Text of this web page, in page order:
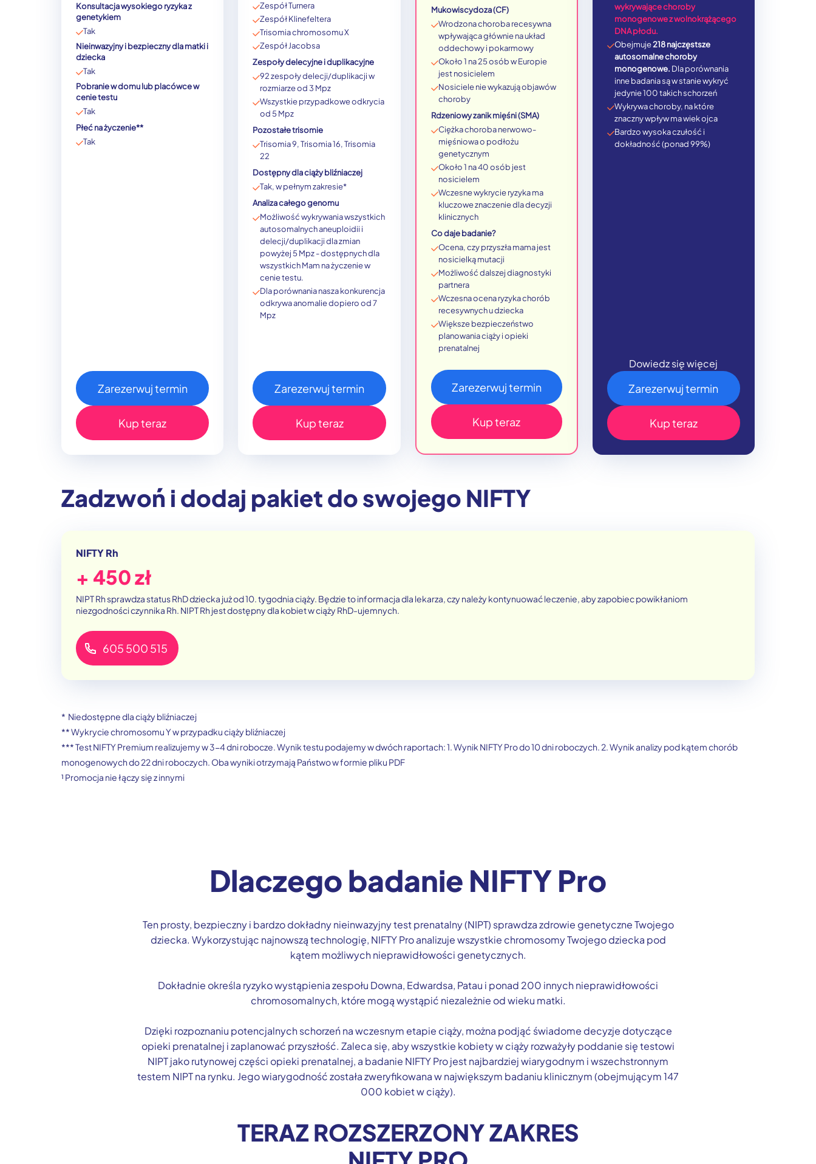
Konsultacja wysokiego ryzyka z
genetykiem
Tak
Nieinwazyjny i bezpieczny dla matki i
dziecka
Tak
Pobranie w domu lub placówce w
cenie testu
Tak
Płeć na życzenie**
Tak
Zarezerwuj termin
Kup teraz
Zespół Turnera
Zespół Klinefeltera
Trisomia chromosomu X
Zespół Jacobsa
Zespoły delecyjne i duplikacyjne
92 zespoły delecji/duplikacji w
rozmiarze od 3 Mpz
Wszystkie przypadkowe odkrycia
od 5 Mpz
Pozostałe trisomie
Trisomia 9, Trisomia 16, Trisomia
22
Dostępny dla ciąży bliźniaczej
Tak, w pełnym zakresie*
Analiza całego genomu
Możliwość wykrywania wszystkich
autosomalnych aneuploidii i
delecji/duplikacji dla zmian
powyżej 5 Mpz - dostępnych dla
wszystkich Mam na życzenie w
cenie testu.
Dla porównania nasza konkurencja
odkrywa anomalie dopiero od 7
Mpz
Zarezerwuj termin
Kup teraz
Mukowiscydoza (CF)
Wrodzona choroba recesywna
wpływająca głównie na układ
oddechowy i pokarmowy
Około 1 na 25 osób w Europie
jest nosicielem
Nosiciele nie wykazują objawów
choroby
Rdzeniowy zanik mięśni (SMA)
Ciężka choroba nerwowo-
mięśniowa o podłożu
genetycznym
Około 1 na 40 osób jest
nosicielem
Wczesne wykrycie ryzyka ma
kluczowe znaczenie dla decyzji
klinicznych
Co daje badanie?
Ocena, czy przyszła mama jest
nosicielką mutacji
Możliwość dalszej diagnostyki
partnera
Wczesna ocena ryzyka chorób
recesywnych u dziecka
Większe bezpieczeństwo
planowania ciąży i opieki
prenatalnej
Zarezerwuj termin
Kup teraz
wykrywające choroby
monogenowe z wolnokrążącego
DNA płodu.
Obejmuje218 najczęstsze
autosomalne choroby
monogenowe. Dla porównania
inne badania są w stanie wykryć
jedynie 100 takich schorzeń
Wykrywa choroby, na które
znaczny wpływ ma wiek ojca
Bardzo wysoka czułość i
dokładność (ponad 99%)
Dowiedz się więcej
Zarezerwuj termin
Kup teraz
Zadzwoń i dodaj pakiet do swojego NIFTY
NIFTY Rh
+ 450 zł
NIPT Rh sprawdza status RhD dziecka już od 10. tygodnia ciąży. Będzie to informacja dla lekarza, czy należy kontynuować leczenie, aby zapobiec powikłaniom
niezgodności czynnika Rh. NIPT Rh jest dostępny dla kobiet w ciąży RhD-ujemnych.
605 500 515
* Niedostępne dla ciąży bliźniaczej
** Wykrycie chromosomu Y w przypadku ciąży bliźniaczej
*** Test NIFTY Premium realizujemy w 3-4 dni robocze. Wynik testu podajemy w dwóch raportach: 1. Wynik NIFTY Pro do 10 dni roboczych. 2. Wynik analizy pod kątem chorób
monogenowych do 22 dni roboczych. Oba wyniki otrzymają Państwo w formie pliku PDF
¹ Promocja nie łączy się z innymi
Dlaczego badanie NIFTY Pro
Ten prosty, bezpieczny i bardzo dokładny nieinwazyjny test prenatalny (NIPT) sprawdza zdrowie genetyczne Twojego
dziecka. Wykorzystując najnowszą technologię, NIFTY Pro analizuje wszystkie chromosomy Twojego dziecka pod
kątem możliwych nieprawidłowości genetycznych.
Dokładnie określa ryzyko wystąpienia zespołu Downa, Edwardsa, Patau i ponad 200 innych nieprawidłowości
chromosomalnych, które mogą wystąpić niezależnie od wieku matki.
Dzięki rozpoznaniu potencjalnych schorzeń na wczesnym etapie ciąży, można podjąć świadome decyzje dotyczące
opieki prenatalnej i zaplanować przyszłość. Zaleca się, aby wszystkie kobiety w ciąży rozważyły poddanie się testowi
NIPT jako rutynowej części opieki prenatalnej, a badanie NIFTY Pro jest najbardziej wiarygodnym i wszechstronnym
testem NIPT na rynku. Jego wiarygodność została zweryfikowana w największym badaniu klinicznym (obejmującym 147
000 kobiet w ciąży).
TERAZ ROZSZERZONY ZAKRES